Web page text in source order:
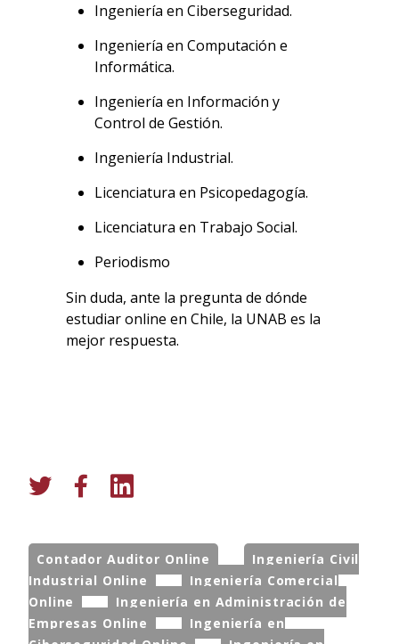
Ingeniería en Ciberseguridad.
Ingeniería en Computación e
Informática.
Ingeniería en Información y
Control de Gestión.
Ingeniería Industrial.
Licenciatura en Psicopedagogía.
Licenciatura en Trabajo Social.
Periodismo
Sin duda, ante la pregunta de dónde
estudiar online en Chile, la UNAB es la
mejor respuesta.
Contador Auditor Online
Ingeniería Civil
Industrial Online
Ingeniería Comercial
Online
Ingeniería en Administración de
Empresas Online
Ingeniería en